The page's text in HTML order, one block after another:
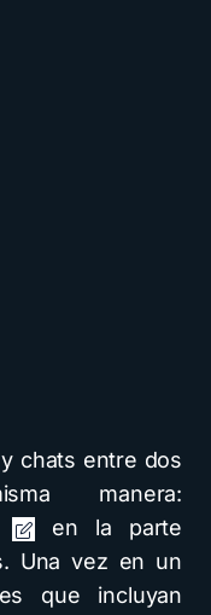
chats entre dos
manera:
en la parte
Una vez en un
que incluyan